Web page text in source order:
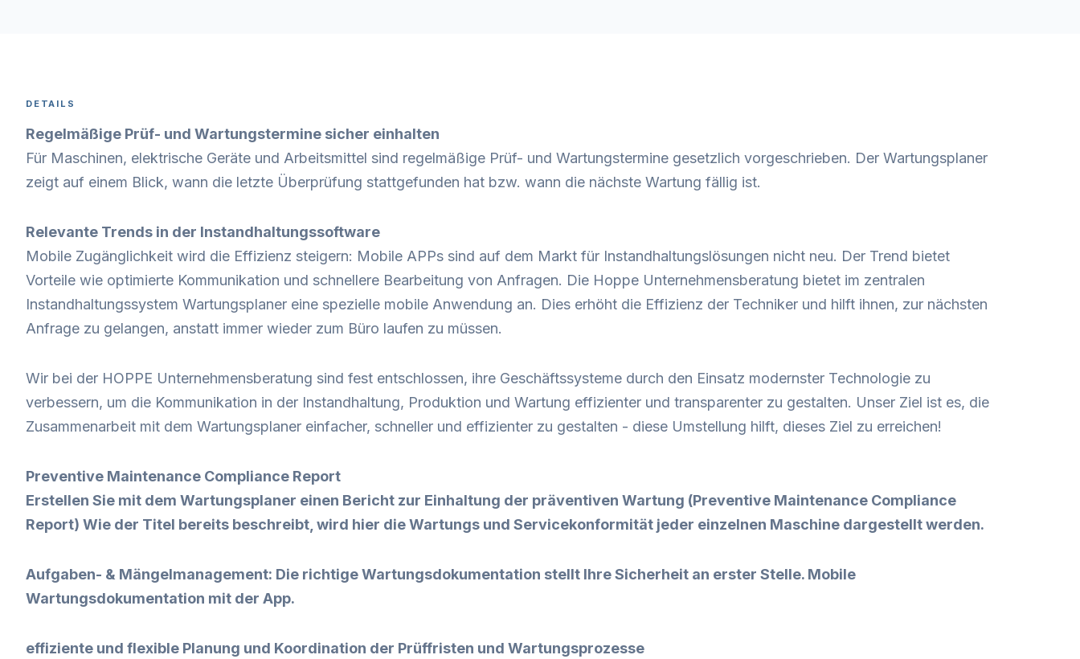
DETAILS
Regelmäßige Prüf- und Wartungstermine sicher einhalten
Für Maschinen, elektrische Geräte und Arbeitsmittel sind regelmäßige Prüf- und Wartungstermine gesetzlich vorgeschrieben. Der Wartungsplaner
zeigt auf einem Blick, wann die letzte Überprüfung stattgefunden hat bzw. wann die nächste Wartung fällig ist.
Relevante Trends in der Instandhaltungssoftware
Mobile Zugänglichkeit wird die Effizienz steigern: Mobile APPs sind auf dem Markt für Instandhaltungslösungen nicht neu. Der Trend bietet
Vorteile wie optimierte Kommunikation und schnellere Bearbeitung von Anfragen. Die Hoppe Unternehmensberatung bietet im zentralen
Instandhaltungssystem Wartungsplaner eine spezielle mobile Anwendung an. Dies erhöht die Effizienz der Techniker und hilft ihnen, zur nächsten
Anfrage zu gelangen, anstatt immer wieder zum Büro laufen zu müssen.
Wir bei der HOPPE Unternehmensberatung sind fest entschlossen, ihre Geschäftssysteme durch den Einsatz modernster Technologie zu
verbessern, um die Kommunikation in der Instandhaltung, Produktion und Wartung effizienter und transparenter zu gestalten. Unser Ziel ist es, die
Zusammenarbeit mit dem Wartungsplaner einfacher, schneller und effizienter zu gestalten - diese Umstellung hilft, dieses Ziel zu erreichen!
Preventive Maintenance Compliance Report
Erstellen Sie mit dem Wartungsplaner einen Bericht zur Einhaltung der präventiven Wartung (Preventive Maintenance Compliance
Report) Wie der Titel bereits beschreibt, wird hier die Wartungs und Servicekonformität jeder einzelnen Maschine dargestellt werden.
Aufgaben- & Mängelmanagement: Die richtigeWartungsdokumentation stellt Ihre Sicherheit an erster Stelle. Mobile
Wartungsdokumentation mit der App.
effiziente und flexible Planung und Koordination der Prüffristen und Wartungsprozesse